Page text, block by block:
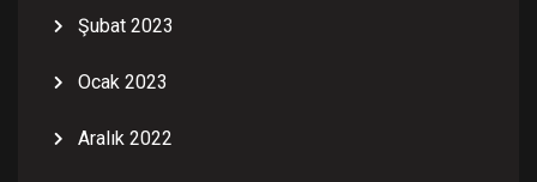
Şubat 2023
Ocak 2023
Aralık 2022